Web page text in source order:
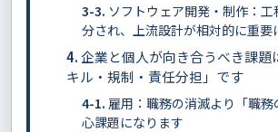
ソフトウェア開発・制作：
分され、上流設計が相対的に重要
企業と個人が向き合うべき課題
キル・規制・責任分担」です
雇用：職務の消滅より「職
心課題になります